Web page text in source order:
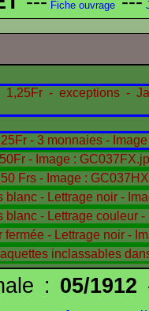
Fiche ouvrage
: 05/1912